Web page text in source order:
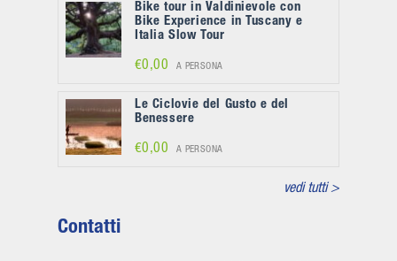
Bike tour in Valdinievole con
Bike Experience in Tuscany e
Italia Slow Tour
€0,00 A PERSONA
Le Ciclovie del Gusto e del
Benessere
€0,00 A PERSONA
vedi tutti >
Contatti